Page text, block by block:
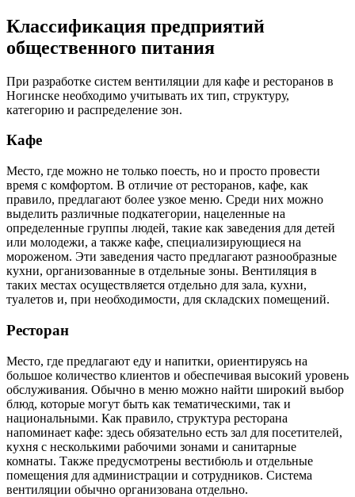
Классификация предприятий
общественного питания
При разработке систем вентиляции для кафе и ресторанов в
Ногинске необходимо учитывать их тип, структуру,
категорию и распределение зон.
Кафе
Место, где можно не только поесть, но и просто провести
время с комфортом. В отличие от ресторанов, кафе, как
правило, предлагают более узкое меню. Среди них можно
выделить различные подкатегории, нацеленные на
определенные группы людей, такие как заведения для детей
или молодежи, а также кафе, специализирующиеся на
мороженом. Эти заведения часто предлагают разнообразные
кухни, организованные в отдельные зоны. Вентиляция в
таких местах осуществляется отдельно для зала, кухни,
туалетов и, при необходимости, для складских помещений.
Ресторан
Место, где предлагают еду и напитки, ориентируясь на
большое количество клиентов и обеспечивая высокий уровень
обслуживания. Обычно в меню можно найти широкий выбор
блюд, которые могут быть как тематическими, так и
национальными. Как правило, структура ресторана
напоминает кафе: здесь обязательно есть зал для посетителей,
кухня с несколькими рабочими зонами и санитарные
комнаты. Также предусмотрены вестибюль и отдельные
помещения для администрации и сотрудников. Система
вентиляции обычно организована отдельно.